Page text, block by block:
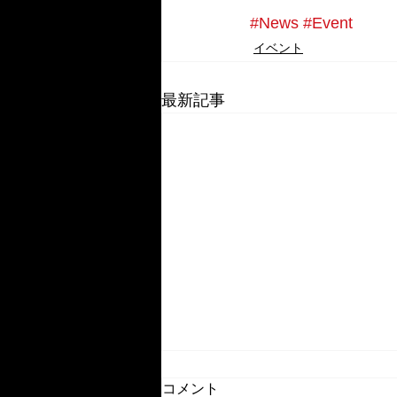
#News #Event
イベント
最新記事
コメント